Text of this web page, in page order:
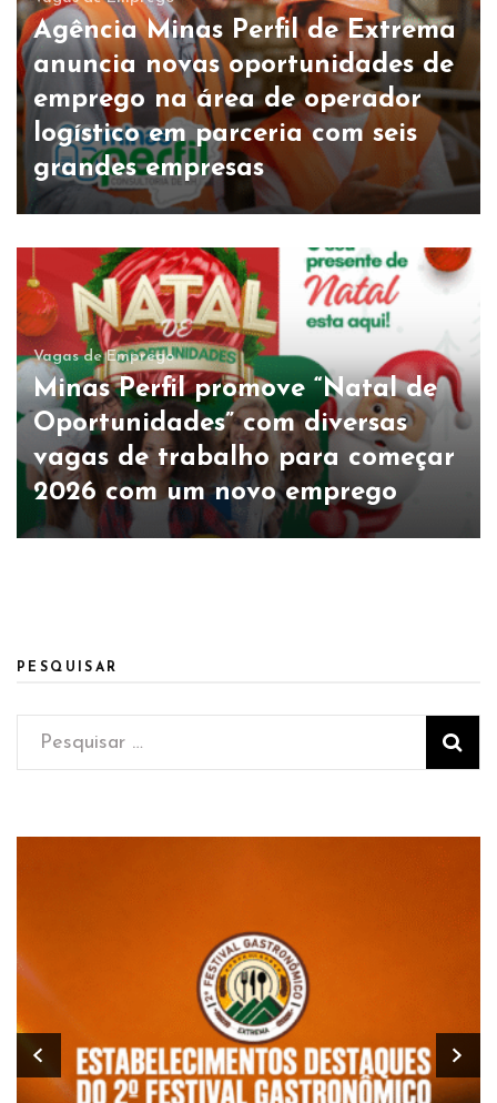
Agência Minas Perfil de Extrema
anuncia novas oportunidades de
emprego na área de operador
logístico em parceria com seis
grandes empresas
Vagas de Emprego
Minas Perfil promove “Natal de
Oportunidades” com diversas
vagas de trabalho para começar
2026 com um novo emprego
PESQUISAR
Pesquisar
por: